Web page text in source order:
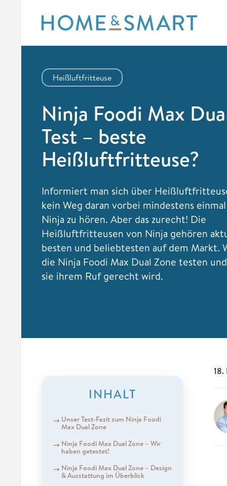
content
Heißluftfritteuse
Ninja Foodi Max
Test – beste
Heißluftfritteuse?
Informiert man sich über
kein Weg daran vorbei mindestens
Ninja zu hören. Aber das zurecht! Die
Heißluftfritteusen von Ninja gehören
besten und beliebtesten auf dem Markt.
die Ninja Foodi Max Dual Zone testen
sie ihrem Ruf gerecht wird.
INHALT
Unser Test-Fazit zum Ninja Foodi
Max Dual Zone
Ninja Foodi Max Dual Zone – Wir
haben getestet!
Ninja Foodi Max Dual Zone – Design
& Ausstattung im Überblick
18.